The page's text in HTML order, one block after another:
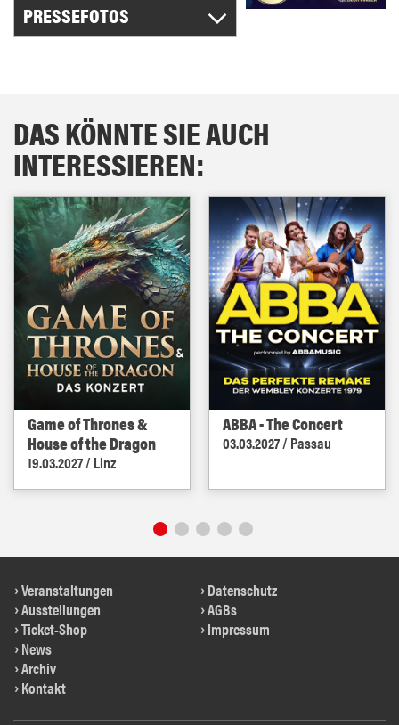
PRESSEFOTOS
DAS KÖNNTE SIE AUCH
INTERESSIEREN:
Game of Thrones &
House of the Dragon
19.03.2027 / Linz
ABBA - The Concert
03.03.2027 / Passau
Veranstaltungen
Ausstellungen
Ticket-Shop
News
Archiv
Kontakt
Datenschutz
AGBs
Impressum